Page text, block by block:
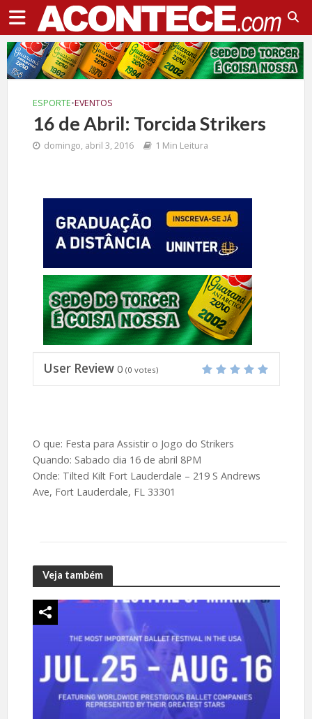
ESPORTE•EVENTOS
16 de Abril: Torcida Strikers
domingo, abril 3, 2016 1 Min Leitura
User Review 0 (0 votes)
O que: Festa para Assistir o Jogo do Strikers
Quando: Sabado dia 16 de abril 8PM
Onde: Tilted Kilt Fort Lauderdale – 219 S Andrews
Ave, Fort Lauderdale, FL 33301
Veja também